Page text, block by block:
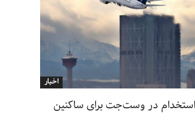
اخبار
در وست‌جت برای ساکنین